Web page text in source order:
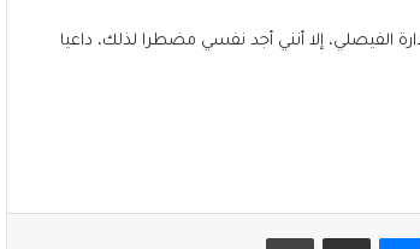
الفيصلي، إلا أنني أجد نفسي مضطرا لذلك، داعيا
ماسنجر مشاركة عبر البريد طباعة